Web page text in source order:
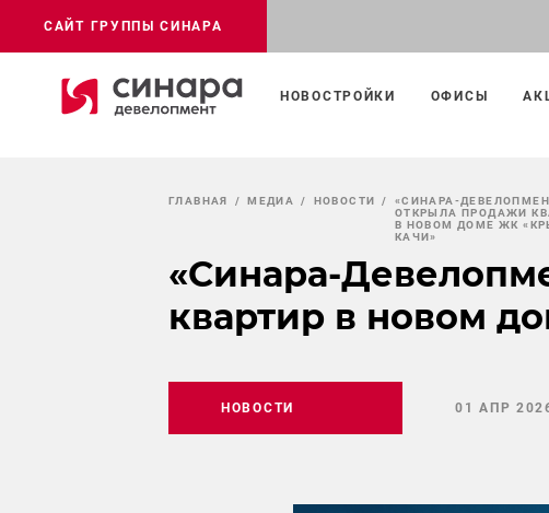
САЙТ ГРУППЫ СИНАРА
НОВОСТРОЙКИ ОФИСЫ
ГЛАВНАЯ МЕДИА НОВОСТИ
«СИНАРА-
ОТКРЫЛА ПРОДАЖИ
В НОВОМ ДОМЕ ЖК
КАЧИ»
«Синара-
квартир в новом
НОВОСТИ 01 АПР